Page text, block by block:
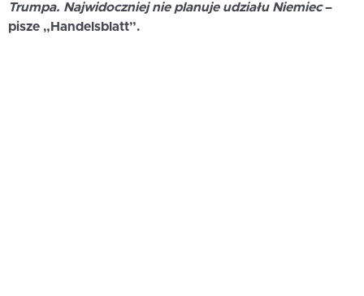
Trumpa. Najwidoczniej nie planuje udziału Niemiec–
pisze „Handelsblatt”.